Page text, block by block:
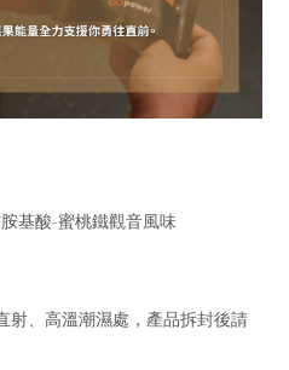
胺基酸-蜜桃鐵觀音風味
射、高溫潮濕處，產品拆封後請